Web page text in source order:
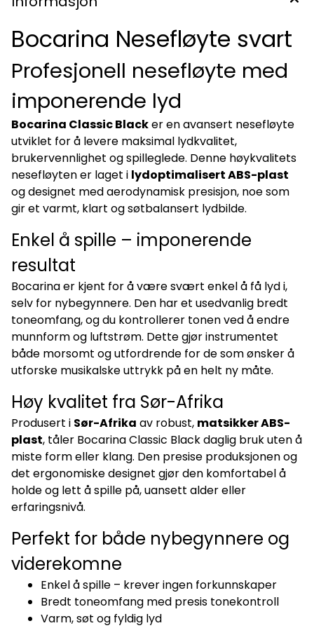
Bocarina har et unikt aerodynamisk design, svært presis
for å gi best mulig klang og projeksjon. Opplev den
fascinerende og morsomme måten å lage musikk på – med
Bocarina Hold fløyten lett mot nesen, dekk hullet med nesen
og styr tonen med munnen. Øv på å endre munnformen for
å variere tonehøyden, og på kort tid kan du mestre både
enkle og avanserte melodier. Lydeksempel 1: Klikk her
Lydeksempel 2: Klikk her Lydeksempel 3: Klikk her
Lydeksempel 4: Klikk her Lydeksempel 5: Klikk her
Lydeksempel 6: Klikk her Lydeksempel 7: Klikk her
Lydeksempel 8: Klikk her
Bocarina Nesefløyte svart
Profesjonell nesefløyte med
imponerende lyd
Bocarina Classic Blacker en avansert nesefløyte
utviklet for å levere maksimal lydkvalitet,
brukervennlighet og spilleglede. Denne høykvalitets
nesefløyten er laget i lydoptimalisert ABS-plast
og designet med aerodynamisk presisjon, noe som
gir et varmt, klart og søtbalansert lydbilde.
Enkel å spille – imponerende
resultat
Bocarina er kjent for å være svært enkel å få lyd i,
selv for nybegynnere. Den har et usedvanlig bredt
toneomfang, og du kontrollerer tonen ved å endre
munnform og luftstrøm. Dette gjør instrumentet
både morsomt og utfordrende for de som ønsker å
utforske musikalske uttrykk på en helt ny måte.
Høy kvalitet fra Sør-Afrika
Produsert i Sør-Afrika av robust, matsikker ABS-
plast, tåler Bocarina Classic Black daglig bruk uten å
miste form eller klang. Den presise produksjonen og
det ergonomiske designet gjør den komfortabel å
holde og lett å spille på, uansett alder eller
erfaringsnivå.
Perfekt for både nybegynnere og
viderekomne
Enkel å spille – krever ingen forkunnskaper
Bredt toneomfang med presis tonekontroll
Varm, søt og fyldig lyd